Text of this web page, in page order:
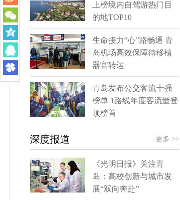
上榜境内自驾游热门目
的地TOP10
生命接力“心”路畅通 青
岛机场高效保障待移植
器官转运
青岛发布公交客流十强
榜单 1路线年度客流量登
顶榜首
深度报道 更多 >>
《光明日报》关注青
岛：高校创新与城市发
展“双向奔赴”